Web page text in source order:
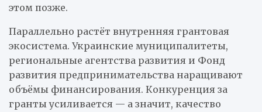
этом позже.
Параллельно растёт внутренняя грантовая
экосистема. Украинские муниципалитеты,
региональные агентства развития и Фонд
развития предпринимательства наращивают
объёмы финансирования. Конкуренция за
гранты усиливается — а значит, качество